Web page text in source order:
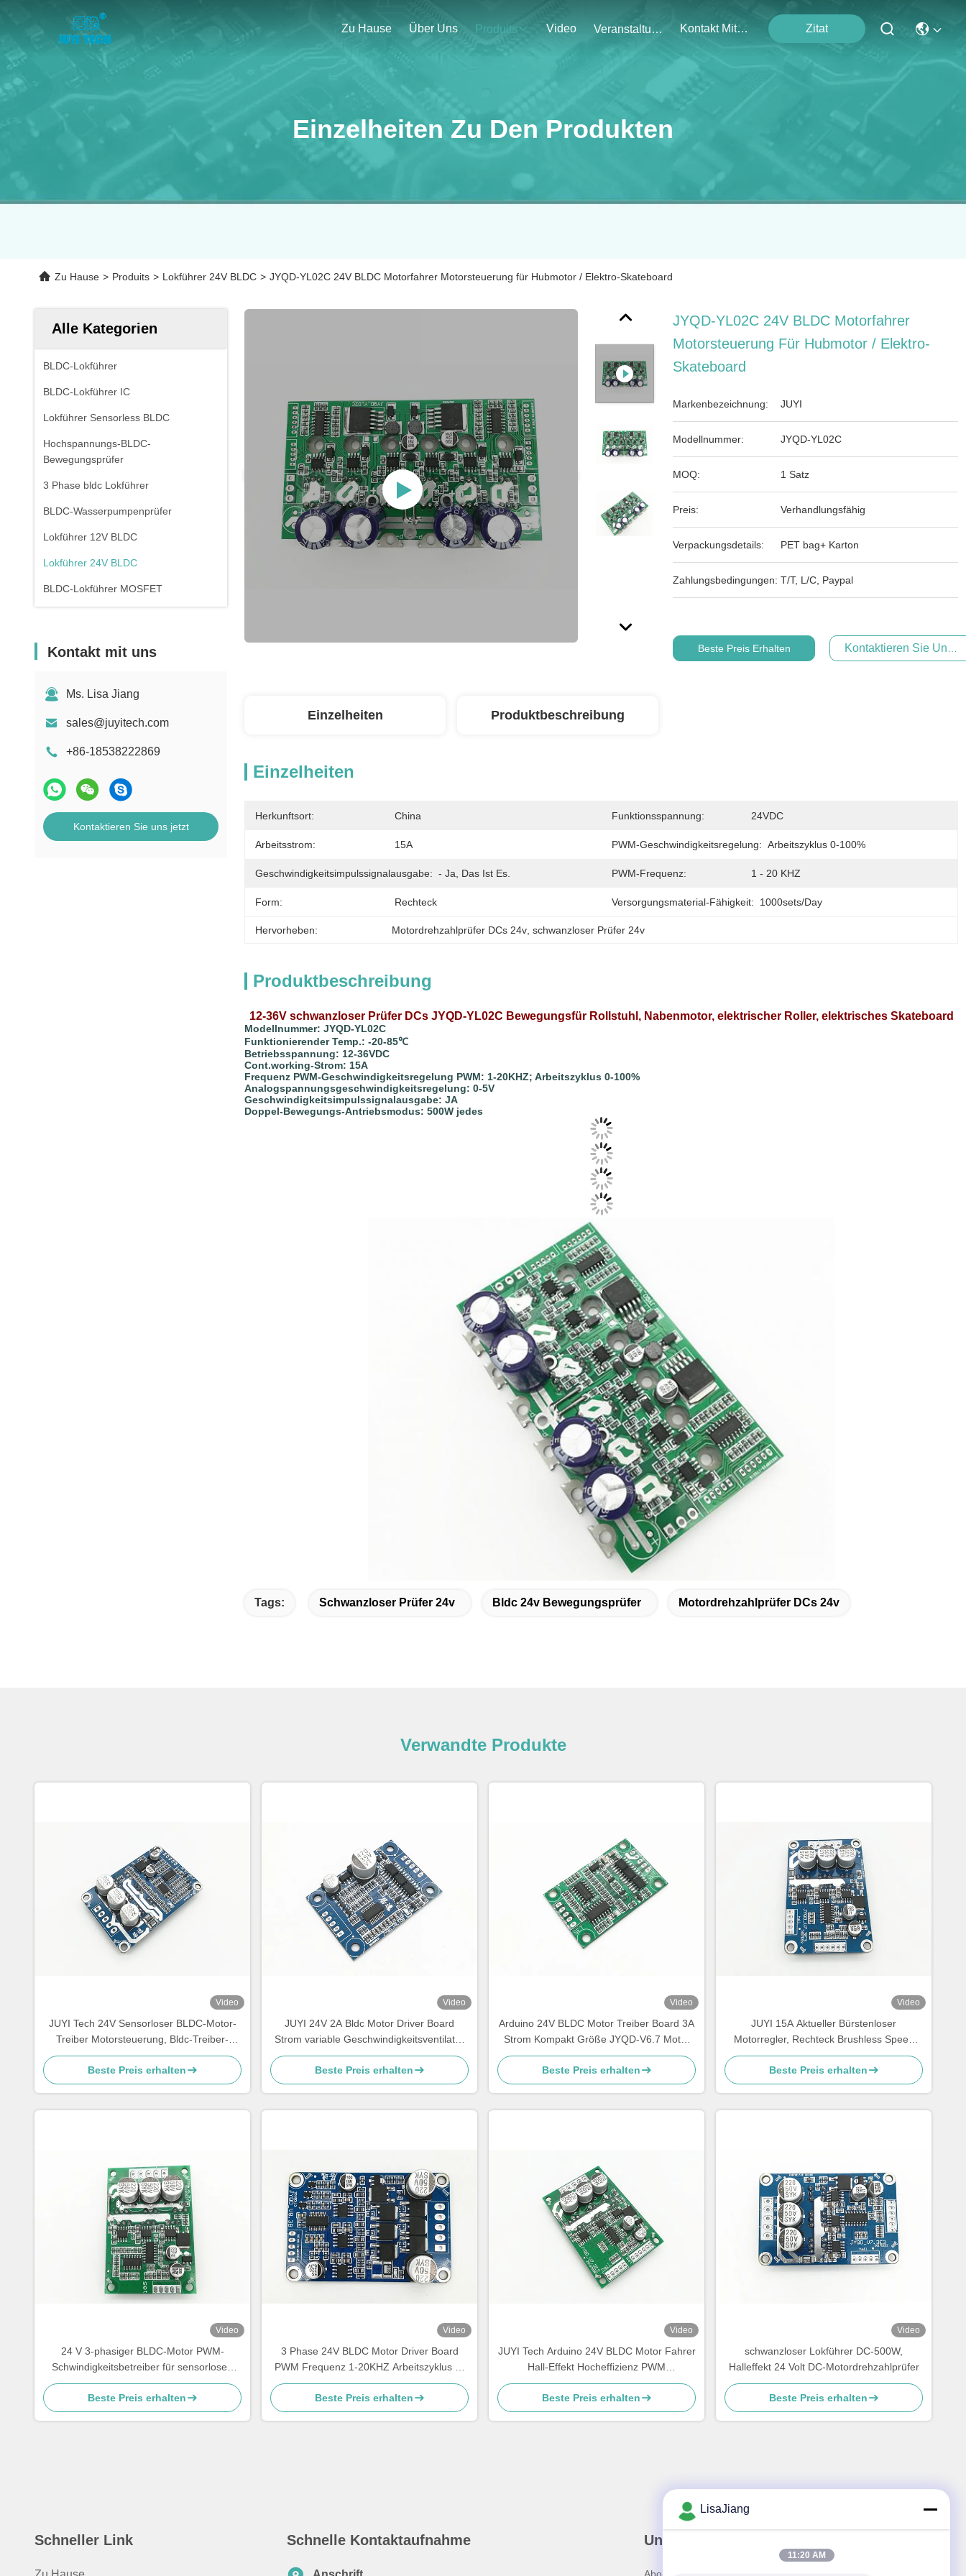
Zu Hause Über Uns Produits Video Veranstaltungen Kontakt Mit Uns Zitat
Einzelheiten Zu Den Produkten
Zu Hause > Produits > Lokführer 24V BLDC > JYQD-YL02C 24V BLDC Motorfahrer Motorsteuerung für Hubmotor / Elektro-Skateboard
Alle Kategorien
BLDC-Lokführer
BLDC-Lokführer IC
Lokführer Sensorless BLDC
Hochspannungs-BLDC-
Bewegungsprüfer
3 Phase bldc Lokführer
BLDC-Wasserpumpenprüfer
Lokführer 12V BLDC
Lokführer 24V BLDC
BLDC-Lokführer MOSFET
Kontakt mit uns
Ms. Lisa Jiang
sales@juyitech.com
+86-18538222869
Kontaktieren Sie uns jetzt
JYQD-YL02C 24V BLDC Motorfahrer
Motorsteuerung Für Hubmotor / Elektro-
Skateboard
Markenbezeichnung: JUYI
Modellnummer: JYQD-YL02C
MOQ: 1 Satz
Preis: Verhandlungsfähig
Verpackungsdetails: PET bag+ Karton
Zahlungsbedingungen: T/T, L/C, Paypal
Beste Preis Erhalten Kontaktieren Sie Uns
Einzelheiten Produktbeschreibung
Einzelheiten
Herkunftsort: China Funktionsspannung: 24VDC
Arbeitsstrom: 15A PWM-Geschwindigkeitsregelung: Arbeitszyklus 0-100%
Geschwindigkeitsimpulssignalausgabe: - Ja, Das Ist Es. PWM-Frequenz: 1 - 20 KHZ
Form: Rechteck Versorgungsmaterial-Fähigkeit: 1000sets/day
Hervorheben: Motordrehzahlprüfer DCs 24v, schwanzloser Prüfer 24v
Produktbeschreibung
12-36V schwanzloser Prüfer DCs JYQD-YL02C Bewegungsfür Rollstuhl, Nabenmotor, elektrischer Roller, elektrisches Skateboard
Modellnummer: JYQD-YL02C
Funktionierender Temp.: -20-85℃
Betriebsspannung: 12-36VDC
Cont.working-Strom: 15A
Frequenz PWM-Geschwindigkeitsregelung PWM: 1-20KHZ; Arbeitszyklus 0-100%
Analogspannungsgeschwindigkeitsregelung: 0-5V
Geschwindigkeitsimpulssignalausgabe: JA
Doppel-Bewegungs-Antriebsmodus: 500W jedes
Tags: Schwanzloser Prüfer 24v Bldc 24v Bewegungsprüfer Motordrehzahlprüfer DCs 24v
Verwandte Produkte
Video
JUYI Tech 24V Sensorloser BLDC-Motor-
Treiber Motorsteuerung, Bldc-Treiber-
Board für Zentrifugalbläser
Beste Preis erhalten
Video
JUYI 24V 2A Bldc Motor Driver Board
Strom variable Geschwindigkeitsventilator
mit Temperatursensor
Beste Preis erhalten
Video
Arduino 24V BLDC Motor Treiber Board 3A
Strom Kompakt Größe JYQD-V6.7 Motor
Steuerung
Beste Preis erhalten
Video
JUYI 15A Aktueller Bürstenloser
Motorregler, Rechteck Brushless Speed
Controller Motorfahrerbrett
Beste Preis erhalten
Video
24 V 3-phasiger BLDC-Motor PWM-
Schwindigkeitsbetreiber für sensorlosen
Motor Motor-Regler Geschwindigkeits-
Pulssignal Ausgang -20 - 85°C
Beste Preis erhalten
Video
3 Phase 24V BLDC Motor Driver Board
PWM Frequenz 1-20KHZ Arbeitszyklus 0-
100% Motorsteuerung
Beste Preis erhalten
Video
JUYI Tech Arduino 24V BLDC Motor Fahrer
Hall-Effekt Hocheffizienz PWM
Geschwindigkeitssteuerung Motor
Controller
Beste Preis erhalten
Video
schwanzloser Lokführer DC-500W,
Halleffekt 24 Volt DC-Motordrehzahlprüfer
Beste Preis erhalten
Schneller Link Schnelle Kontaktaufnahme Unser Newsletter
LisaJiang
11:20 AM